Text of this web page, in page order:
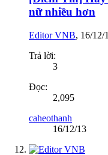
nữ nhiều hơn
Editor VNB, 16/12/
Trả lời:
3
Đọc:
2,095
caheothanh
16/12/13